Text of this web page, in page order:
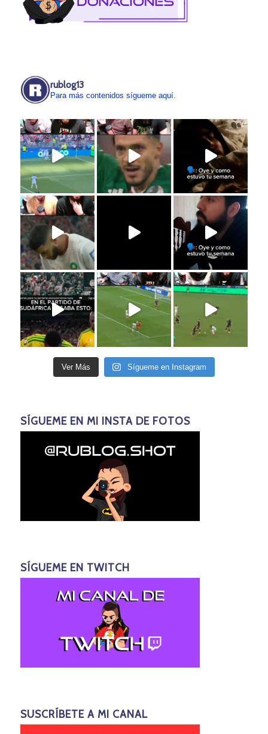
rublog13
Para más contenidos sígueme aquí.
Ver Más Sígueme en Instagram
SÍGUEME EN MI INSTA DE FOTOS
SÍGUEME EN TWITCH
SUSCRÍBETE A MI CANAL